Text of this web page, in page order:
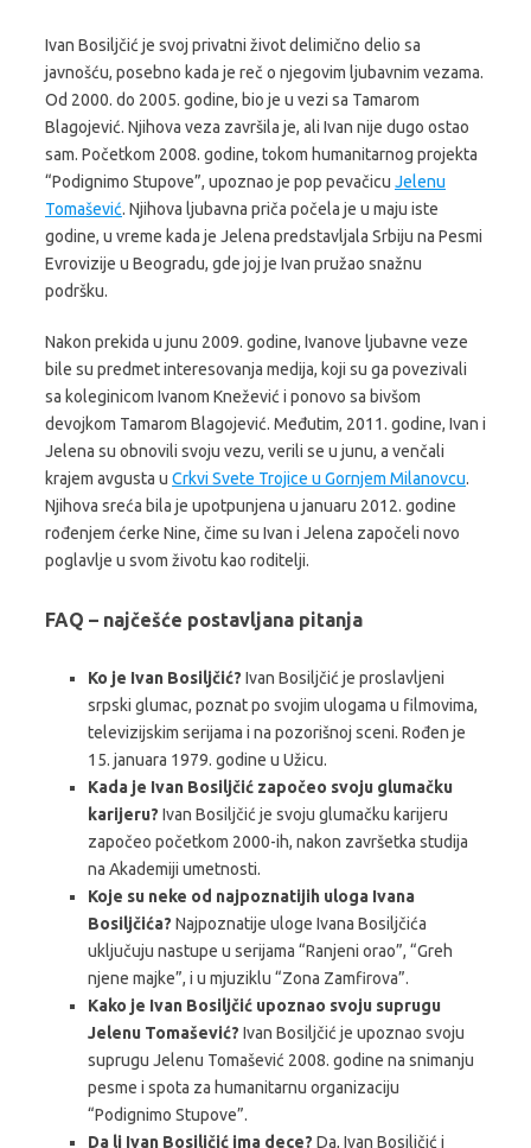
Ivan Bosiljčić je svoj privatni život delimično delio sa
javnošću, posebno kada je reč o njegovim ljubavnim vezama.
Od 2000. do 2005. godine, bio je u vezi sa Tamarom
Blagojević. Njihova veza završila je, ali Ivan nije dugo ostao
sam. Početkom 2008. godine, tokom humanitarnog projekta
“Podignimo Stupove”, upoznao je pop pevačicu Jelenu
Tomašević. Njihova ljubavna priča počela je u maju iste
godine, u vreme kada je Jelena predstavljala Srbiju na Pesmi
Evrovizije u Beogradu, gde joj je Ivan pružao snažnu
podršku.
Nakon prekida u junu 2009. godine, Ivanove ljubavne veze
bile su predmet interesovanja medija, koji su ga povezivali
sa koleginicom Ivanom Knežević i ponovo sa bivšom
devojkom Tamarom Blagojević. Međutim, 2011. godine, Ivan i
Jelena su obnovili svoju vezu, verili se u junu, a venčali
krajem avgusta u Crkvi Svete Trojice u Gornjem Milanovcu.
Njihova sreća bila je upotpunjena u januaru 2012. godine
rođenjem ćerke Nine, čime su Ivan i Jelena započeli novo
poglavlje u svom životu kao roditelji.
FAQ – najčešće postavljana pitanja
Ko je Ivan Bosiljčić? Ivan Bosiljčić je proslavljeni
srpski glumac, poznat po svojim ulogama u filmovima,
televizijskim serijama i na pozorišnoj sceni. Rođen je
15. januara 1979. godine u Užicu.
Kada je Ivan Bosiljčić započeo svoju glumačku
karijeru? Ivan Bosiljčić je svoju glumačku karijeru
započeo početkom 2000-ih, nakon završetka studija
na Akademiji umetnosti.
Koje su neke od najpoznatijih uloga Ivana
Bosiljčića? Najpoznatije uloge Ivana Bosiljčića
uključuju nastupe u serijama “Ranjeni orao”, “Greh
njene majke”, i u mjuziklu “Zona Zamfirova”.
Kako je Ivan Bosiljčić upoznao svoju suprugu
Jelenu Tomašević? Ivan Bosiljčić je upoznao svoju
suprugu Jelenu Tomašević 2008. godine na snimanju
pesme i spota za humanitarnu organizaciju
“Podignimo Stupove”.
Da li Ivan Bosiljčić ima dece? Da, Ivan Bosiljčić i